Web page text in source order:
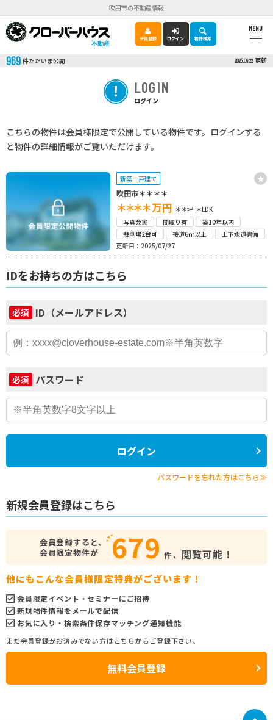
吹田市の不動産情報
不動産
会員登録 ログイン 物件検索
MENU
969 件ただいま公開 2025.09.22 更新
LOGIN
ログイン
こちらの物件は会員様限定で公開している物件です。ログインする
と物件の詳細情報がご覧いただけます。
新築一戸建て
吹田市＊＊＊＊
＊＊＊＊万円 ＊＊坪 ＊LDK
写真充実
間取り有
築10年以内
駐車場2台可
接道6ｍ以上
上下水道完備
更新日：2025/07/27
IDをお持ちの方はこちら
必須 ID（メールアドレス）
必須 パスワード
ログイン
パスワードを忘れた方はこちら≫
新規会員登録はこちら
会員登録すると、
会員限定物件が
679 件、 閲覧可能！
他にもこんな会員様限定特典がございます！
会員限定イベント・セミナーにご招待
新規物件情報をメールで配信
お気に入り・検索条件保存マッチング通知機能
まだ会員登録がお済みでない方はこちらからご登録下さい。
無料会員登録